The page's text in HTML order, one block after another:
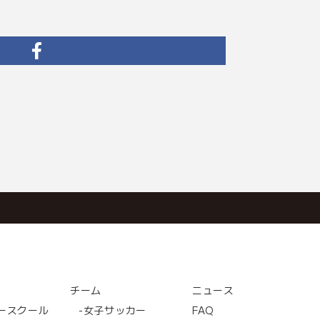
スクール
チーム
-女子サッカー
ニュース
FAQ